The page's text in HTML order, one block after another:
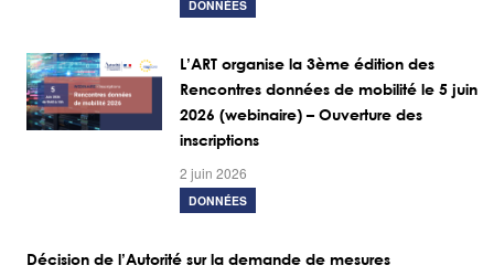
DONNÉES
L’ART organise la 3ème édition des
Rencontres données de mobilité le 5 juin
2026 (webinaire) – Ouverture des
inscriptions
2 juin 2026
DONNÉES
Décision de l’Autorité sur la demande de mesures